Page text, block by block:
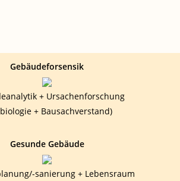
Gebäudeforsensik
+ Ursachenforschung
+ Bausachverstand)
Gesunde Gebäude
sanierung + Lebensraum